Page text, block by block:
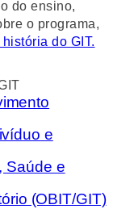
do ensino,
o programa,
do GIT.
e
Saúde e
(OBIT/GIT)